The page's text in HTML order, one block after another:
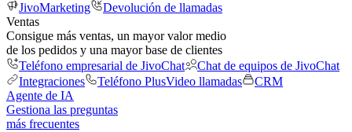
JivoMarketing
Devolución de llamadas
Ventas
Consigue más ventas, un mayor valor medio
de los pedidos y una mayor base de clientes
Teléfono empresarial de JivoChat
Chat de equipos de JivoChat
Integraciones
Teléfono PlusVideo llamadas
CRM
Agente de IA
Gestiona las preguntas
más frecuentes